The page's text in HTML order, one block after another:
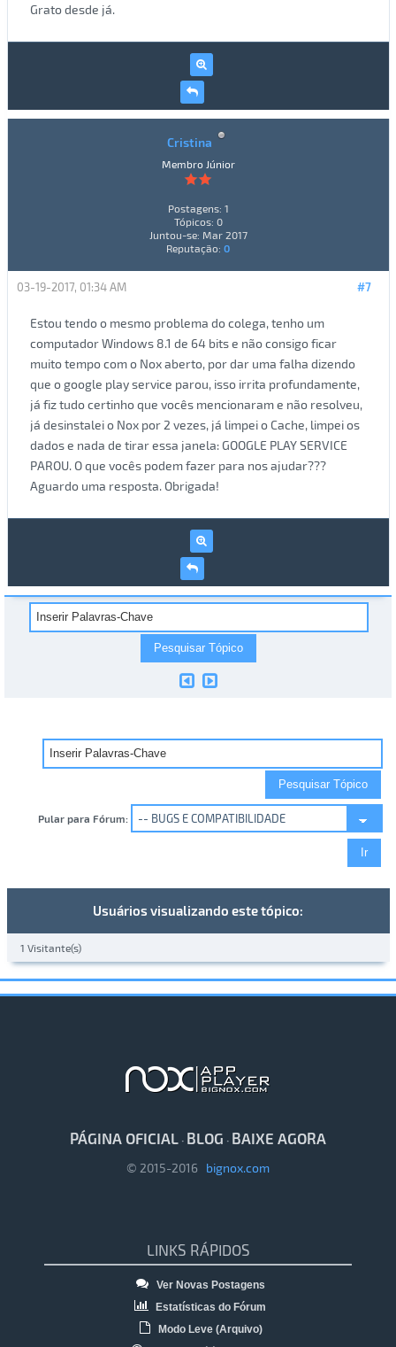
Grato desde já.
Cristina
Membro Júnior
Postagens: 1
Tópicos: 0
Juntou-se: Mar 2017
Reputação: 0
#7
03-19-2017, 01:34 AM
Estou tendo o mesmo problema do colega, tenho um
computador Windows 8.1 de 64 bits e não consigo ficar
muito tempo com o Nox aberto, por dar uma falha dizendo
que o google play service parou, isso irrita profundamente,
já fiz tudo certinho que vocês mencionaram e não resolveu,
já desinstalei o Nox por 2 vezes, já limpei o Cache, limpei os
dados e nada de tirar essa janela: GOOGLE PLAY SERVICE
PAROU. O que vocês podem fazer para nos ajudar???
Aguardo uma resposta. Obrigada!
Pular para Fórum:
Usuários visualizando este tópico:
1 Visitante(s)
PÁGINA OFICIAL · BLOG · BAIXE AGORA
© 2015-2016 bignox.com
LINKS RÁPIDOS
Ver Novas Postagens
Estatísticas do Fórum
Modo Leve (Arquivo)